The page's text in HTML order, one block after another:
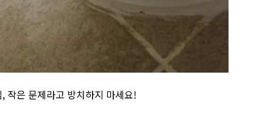
작은 문제라고 방치하지 마세요!